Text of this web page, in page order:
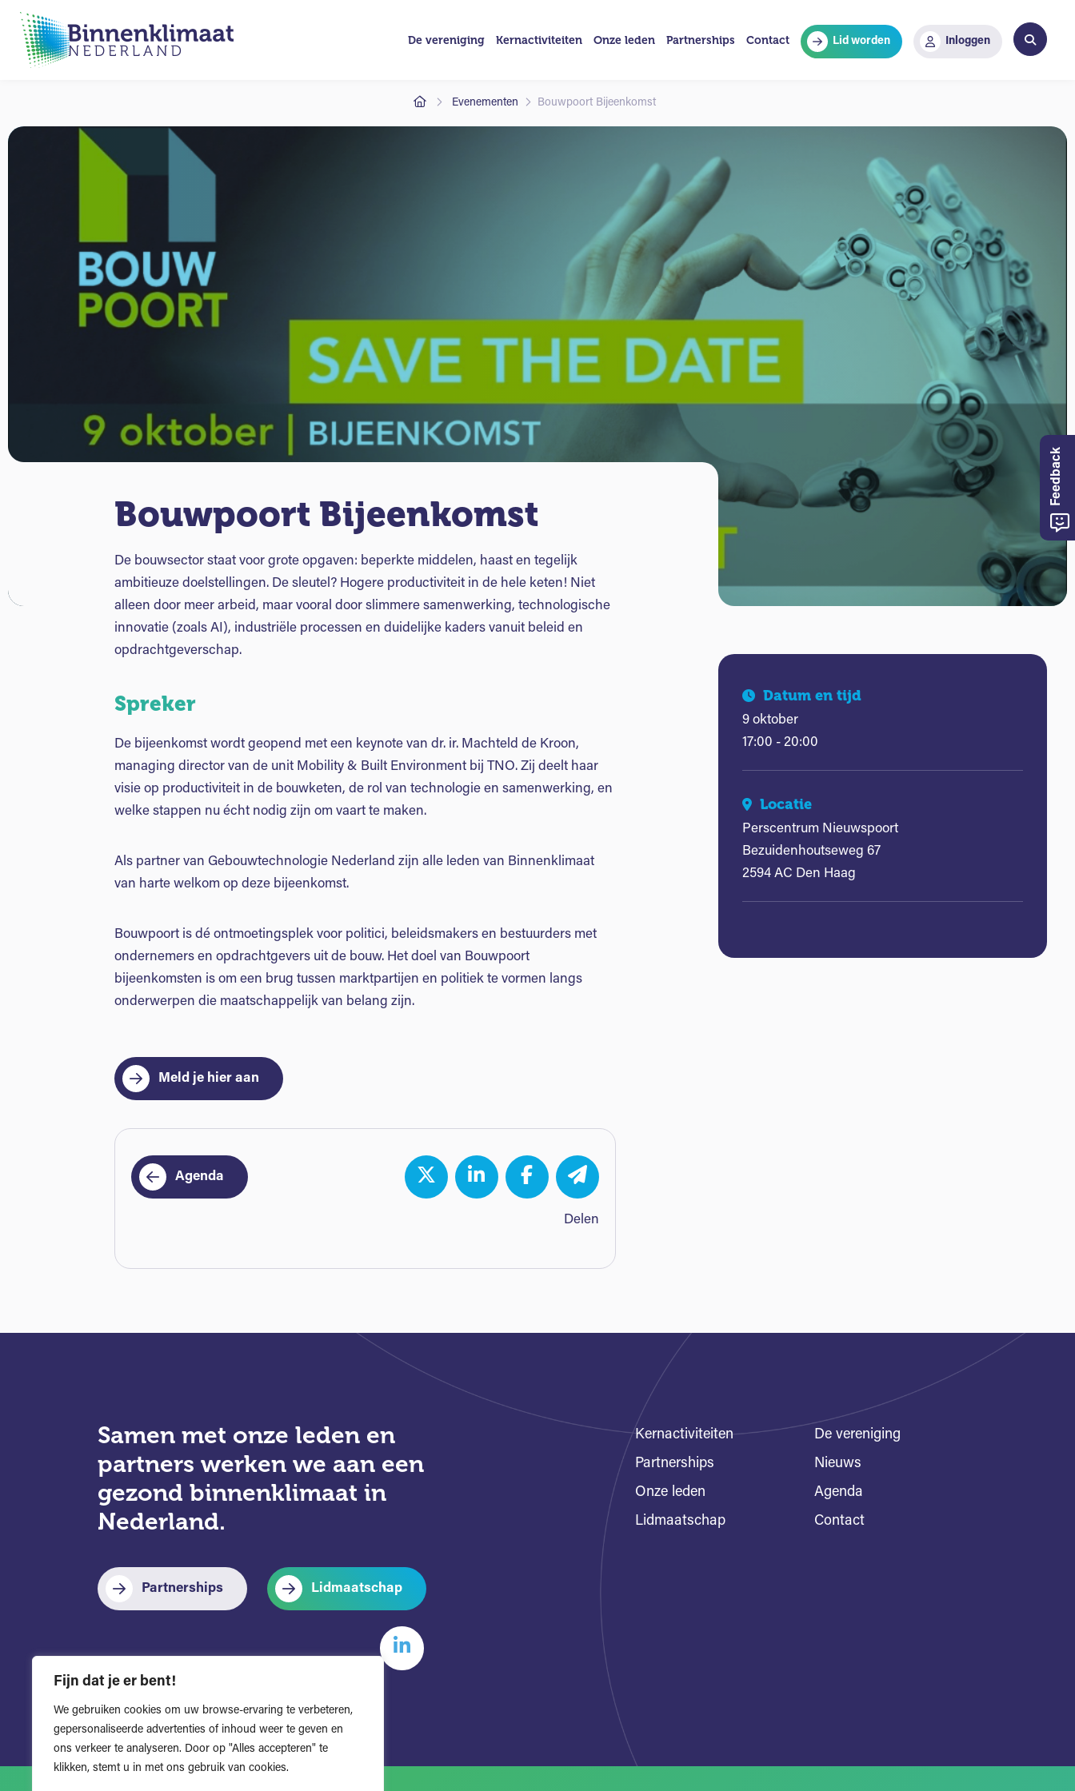
Fijn dat je er bent!
We gebruiken cookies om uw browse-ervaring te verbeteren,
gepersonaliseerde advertenties of inhoud weer te geven en
ons verkeer te analyseren. Door op "Alles accepteren" te
klikken, stemt u in met ons gebruik van cookies.
De vereniging Kernactiviteiten Onze leden Partnerships Contact Lid worden Inloggen
Evenementen Bouwpoort Bijeenkomst
Bouwpoort Bijeenkomst
De bouwsector staat voor grote opgaven: beperkte middelen, haast en tegelijk
ambitieuze doelstellingen. De sleutel? Hogere productiviteit in de hele keten! Niet
alleen door meer arbeid, maar vooral door slimmere samenwerking, technologische
innovatie (zoals AI), industriële processen en duidelijke kaders vanuit beleid en
opdrachtgeverschap.
Spreker
De bijeenkomst wordt geopend met een keynote van dr. ir. Machteld de Kroon,
managing director van de unit Mobility & Built Environment bij TNO. Zij deelt haar
visie op productiviteit in de bouwketen, de rol van technologie en samenwerking, en
welke stappen nu écht nodig zijn om vaart te maken.
Als partner van Gebouwtechnologie Nederland zijn alle leden van Binnenklimaat
van harte welkom op deze bijeenkomst.
Bouwpoort is dé ontmoetingsplek voor politici, beleidsmakers en bestuurders met
ondernemers en opdrachtgevers uit de bouw. Het doel van Bouwpoort
bijeenkomsten is om een brug tussen marktpartijen en politiek te vormen langs
onderwerpen die maatschappelijk van belang zijn.
Meld je hier aan
Agenda
Delen
Datum en tijd
9 oktober
17:00 - 20:00
Locatie
Perscentrum Nieuwspoort
Bezuidenhoutseweg 67
2594 AC Den Haag
Samen met onze leden en
partners werken we aan een
gezond binnenklimaat in
Nederland.
Partnerships Lidmaatschap
Kernactiviteiten
Partnerships
Onze leden
Lidmaatschap
De vereniging
Nieuws
Agenda
Contact
Feedback